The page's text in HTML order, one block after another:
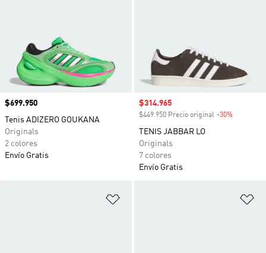
Precio
$699.950
Tenis ADIZERO GOUKANA
Originals
2 colores
Envío Gratis
Precio de venta
$314.965
$449.950 Precio original -30%
TENIS JABBAR LO
Originals
7 colores
Envío Gratis